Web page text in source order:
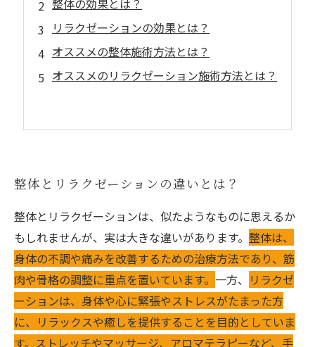
整体の効果とは？
リラクゼーションの効果とは？
オススメの整体施術方法とは？
オススメのリラクゼーション施術方法とは？
整体とリラクゼーションの違いとは？
整体とリラクゼーションは、似たようなものに思えるか
もしれませんが、実は大きな違いがあります。 整体は、
身体の不調や痛みを改善するための治療方法であり、筋
肉や骨格の調整に重点を置いています。 一方、 リラクゼ
ーションは、身体や心に緊張やストレスがたまった方
に、リラックスや癒しを提供することを目的としていま
す。ストレッチやマッサージ、アロマテラピーなど、手